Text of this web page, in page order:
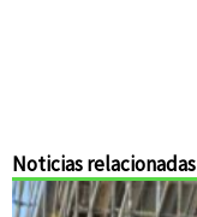
Noticias relacionadas